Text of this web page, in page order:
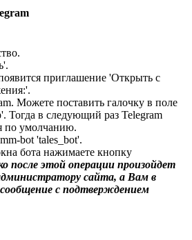
приглашение 'Открыть с
Можете поставить галочку в поле
Тогда в следующий раз Telegram
по умолчанию.
bot 'tales_bot'.
бота нажимаете кнопку
после этой операции произойдет
сайта, а Вам в
с подтверждением